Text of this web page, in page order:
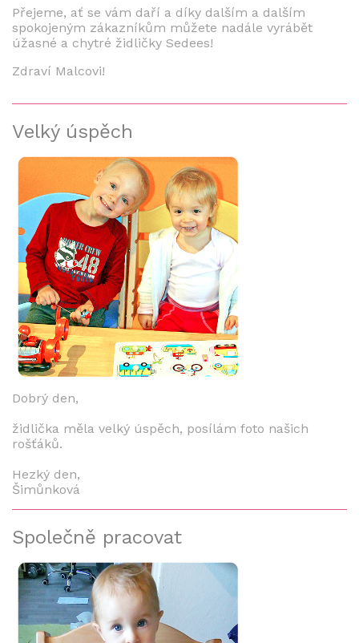
Přejeme, ať se vám daří a díky dalším a dalším
spokojeným zákazníkům můžete nadále vyrábět
úžasné a chytré židličky Sedees!
Zdraví Malcovi!
Velký úspěch
Dobrý den,
židlička měla velký úspěch, posílám foto našich
rošťáků.
Hezký den,
Šimůnková
Společně pracovat